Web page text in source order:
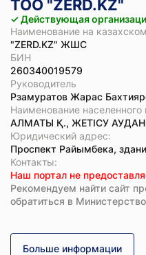
ТОО "ZERD.KZ"
✓ Действующая
Наименование на
"ZERD.KZ" ЖШС
БИН
260340019579
Руководитель
Рзамуратов Жарас
Наименование населенного
АЛМАТЫ Қ., ЖЕТІСУ
Юридический адрес:
Проспект Райымбека,
Koнтaкты:
Наш портал не
Рекомендуем найти сайт
обратиться в
Больше информации